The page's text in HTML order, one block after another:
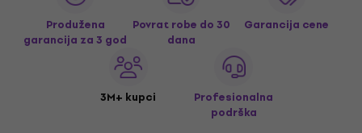
Produžena
garancija za 3 god
Povrat robe do 30
dana
Garancija cene
3M+ kupci
Profesionalna
podrška